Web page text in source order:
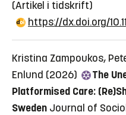
Mer information, på
Architectures of Fulfilment
and Labour
(Artikel i tidskrift)
https://dx.doi.org/
Kristina Zampoukos,
Enlund (2026)
The
Platformised Care:
Sweden Journal of